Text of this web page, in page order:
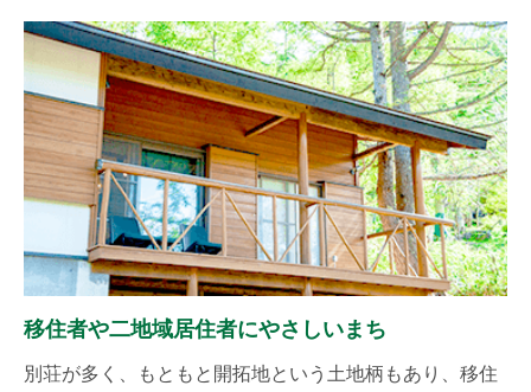
移住者や二地域居住者にやさしいまち
別荘が多く、もともと開拓地という土地柄もあり、移住